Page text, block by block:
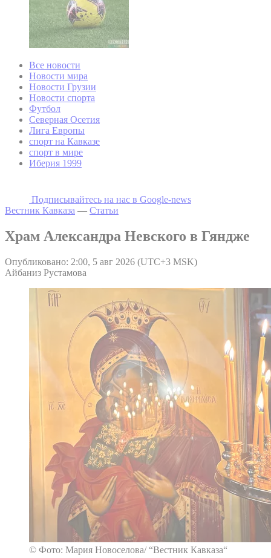
Все новости
Новости мира
Новости Грузии
Новости спорта
Футбол
Северная Осетия
Лига Европы
спорт на Кавказе
спорт в мире
Иберия 1999
Подписывайтесь на наc в Google-news
Вестник Кавказа — Статьи
Храм Александра Невского в Гяндже
Опубликовано: 2:00, 5 авг 2026 (UTC+3 MSK)
Айбаниз Рустамова
© Фото: Мария Новоселова/ “Вестник Кавказа“